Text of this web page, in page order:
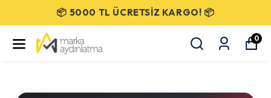
📦 5000 TL ÜCRETSİZ KARGO! 📦
0